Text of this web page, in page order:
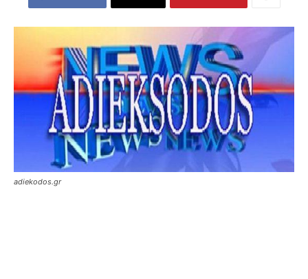
adiekodos.gr